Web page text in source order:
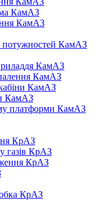
КамАЗ
КамАЗ
потужностей КамАЗ
КамАЗ
КамАЗ
КамАЗ
КамАЗ
платформи КамАЗ
КрАЗ
газів КрАЗ
КрАЗ
КрАЗ